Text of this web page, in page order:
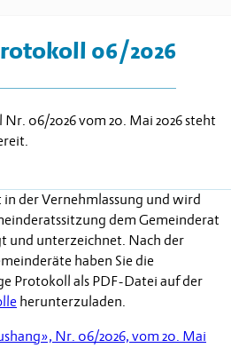
06/2026
06/2026 vom 20. Mai 2026 steht
der Vernehmlassung und wird
dem Gemeinderat
und unterzeichnet. Nach der
haben Sie die
Protokoll als PDF-Datei auf der
herunterzuladen.
Nr. 06/2026, vom 20. Mai